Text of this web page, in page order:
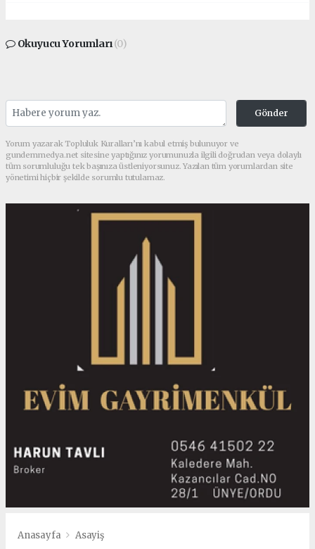
Okuyucu Yorumları(0)
Gönder
Yorum yazarak Topluluk Kuralları’nı kabul etmiş bulunuyor ve
gundemmedya.net sitesine yaptığınız yorumunuzla ilgili doğrudan veya dolaylı
tüm sorumluluğu tek başınıza üstleniyorsunuz. Yazılan tüm yorumlardan site
yönetimi hiçbir şekilde sorumlu tutulamaz.
Anasayfa Asayiş